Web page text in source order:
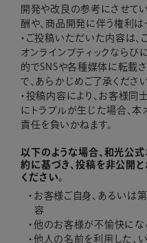
開発や改良の参考にさせて
酬や、商品開発に伴う権利は
・ご投稿いただいた内容は、
オンラインブティックなら
的でSNSや各種媒体に転載
で、あらかじめご了承ください
・投稿内容により、お客様同
にトラブルが生じた場合、本
責任を負いかねます。
以下のような場合、和光公
約に基づき、投稿を非公開
ください。
お客様ご自身、あるいは
容
他のお客様が不愉快にな
他人の名前を利用した、い